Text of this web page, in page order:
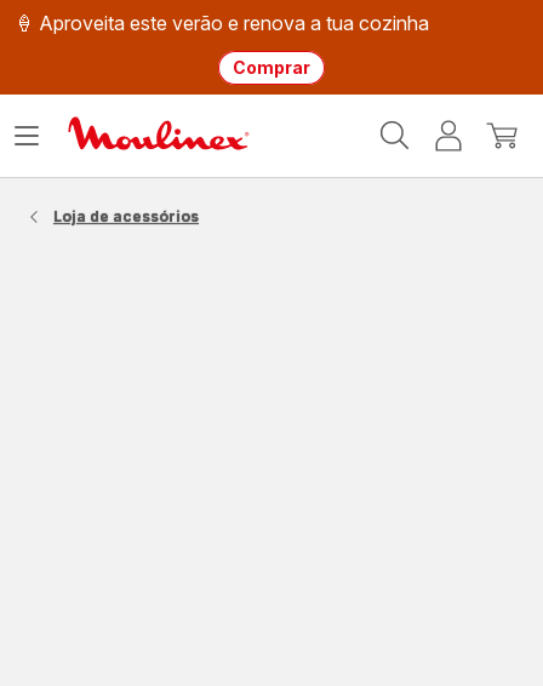
🍦 Aproveita este verão e renova a tua cozinha
Comprar
Moulinex
O
Abrir
Loja de acessórios